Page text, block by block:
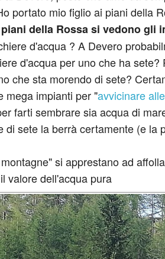
portato mio figlio ai piani della
della Rossa si vedono gli
d'acqua ? A Devero
d'acqua per uno che ha
che sta morendo di sete?
mega impianti per "avvicinare
farti sembrare sia acqua di
di sete la berrà certamente (e la
si apprestano ad
valore dell'acqua pura